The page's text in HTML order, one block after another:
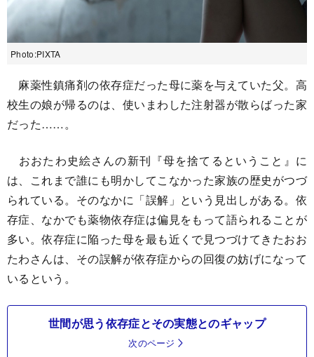
Photo:PIXTA
麻薬性鎮痛剤の依存症だった母に薬を与えていた父。高
校生の娘が帰るのは、使いまわした注射器が散らばった家
だった……。
おおたわ史絵さんの新刊『母を捨てるということ』に
は、これまで誰にも明かしてこなかった家族の歴史がつづ
られている。そのなかに「誤解」という見出しがある。依
存症、なかでも薬物依存症は偏見をもって語られることが
多い。依存症に陥った母を最も近くで見つづけてきたおお
たわさんは、その誤解が依存症からの回復の妨げになって
いるという。
世間が思う依存症とその実態とのギャップ
次のページ